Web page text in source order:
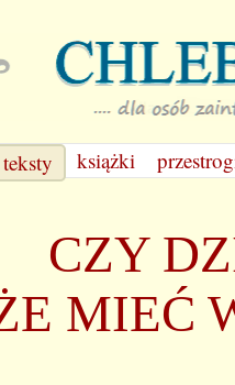
teksty książki
CZY
MIEĆ